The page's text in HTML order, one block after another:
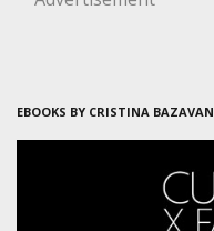
EBOOKS BY CRISTINA BAZAVAN